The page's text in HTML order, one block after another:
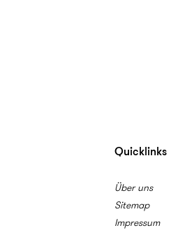
Quicklinks
Über uns
Sitemap
Impressum